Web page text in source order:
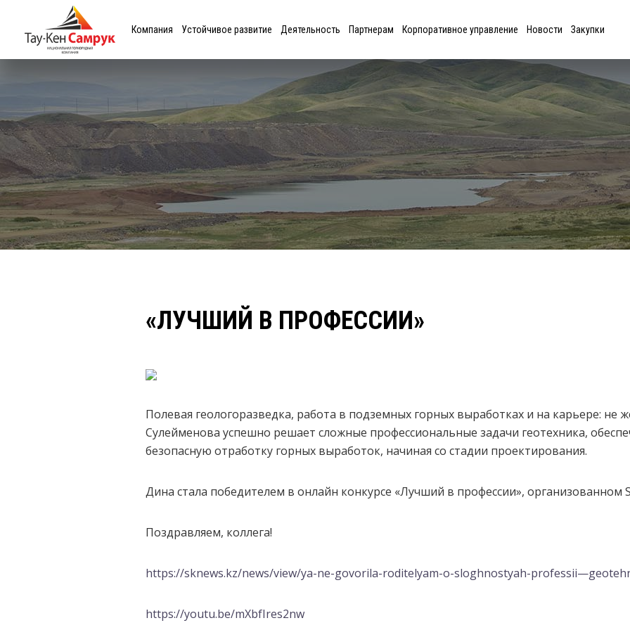
Компания Устойчивое развитие Деятельность Партнерам Корпоративное управление Новости Закупки
«ЛУЧШИЙ В ПРОФЕССИИ»
Полевая геологоразведка, работа в подземных горных выработках и на карьере: не
Сулейменова успешно решает сложные профессиональные задачи геотехника,
безопасную отработку горных выработок, начиная со стадии проектирования.
Дина стала победителем в онлайн конкурсе «Лучший в профессии», организованном
Поздравляем, коллега!
https://sknews.kz/news/view/ya-ne-govorila-roditelyam-o-sloghnostyah-
https://youtu.be/mXbfIres2nw